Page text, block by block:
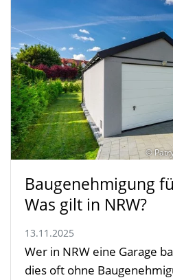
©
Baugenehmigung
Was gilt in NRW?
13.11.2025
Wer in NRW eine Garage
dies oft ohne